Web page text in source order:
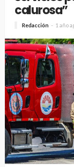
calurosa”
Redacción 1 año